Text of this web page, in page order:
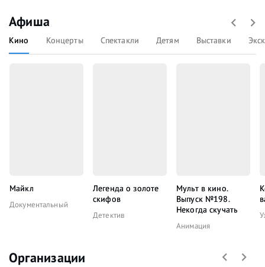
Афиша
Кино Концерты Спектакли Детям Выставки
Майкл
Документальный
Легенда о золоте
скифов
Детектив
Мульт в кино.
Выпуск №198.
Некогда скучать
Анимация
Организации